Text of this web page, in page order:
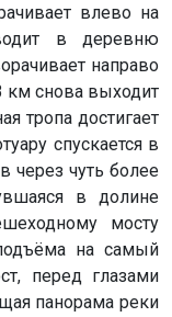
влево на
в деревню
направо
км снова выходит
тропа достигает
спускается в
через чуть более
в долине
мосту
на самый
перед глазами
панорама реки